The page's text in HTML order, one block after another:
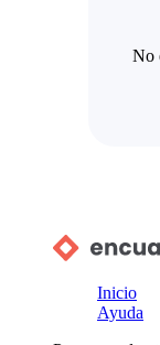
No
Inicio
Ayuda